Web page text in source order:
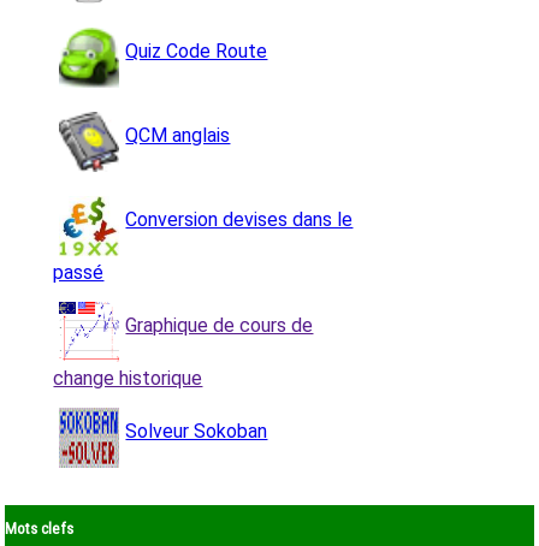
Quiz Code Route
QCM anglais
Conversion devises dans le
passé
Graphique de cours de
change historique
Solveur Sokoban
Mots clefs